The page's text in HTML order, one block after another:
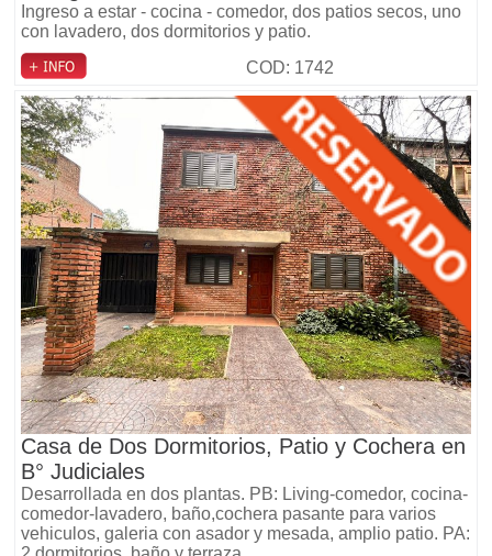
Ingreso a estar - cocina - comedor, dos patios secos, uno
con lavadero, dos dormitorios y patio.
COD: 1742
Casa de Dos Dormitorios, Patio y Cochera en
B° Judiciales
Desarrollada en dos plantas. PB: Living-comedor, cocina-
comedor-lavadero, baño,cochera pasante para varios
vehiculos, galeria con asador y mesada, amplio patio. PA: